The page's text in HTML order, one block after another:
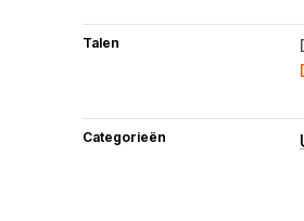
Talen
Categorieën